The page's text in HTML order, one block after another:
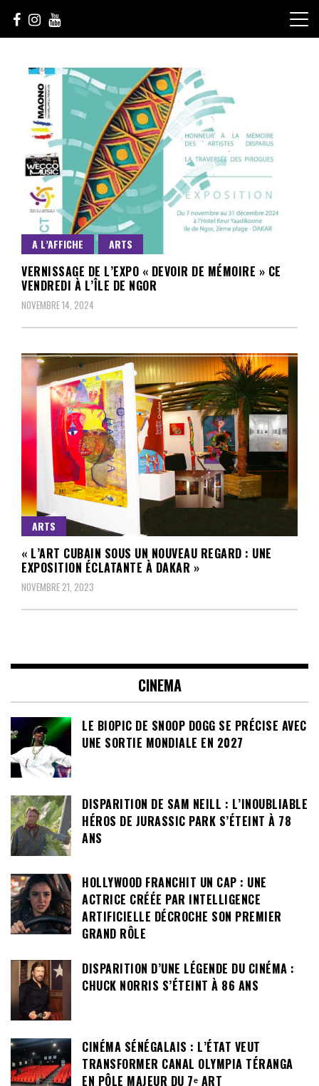
content
sunuculture
A L’AFFICHE ARTS
VERNISSAGE DE L’EXPO « DEVOIR DE MÉMOIRE » CE
VENDREDI À L’ÎLE DE NGOR
NOVEMBRE 14, 2024
ARTS
« L’ART CUBAIN SOUS UN NOUVEAU REGARD : UNE
EXPOSITION ÉCLATANTE À DAKAR »
NOVEMBRE 21, 2023
CINEMA
LE BIOPIC DE SNOOP DOGG SE PRÉCISE AVEC
UNE SORTIE MONDIALE EN 2027
DISPARITION DE SAM NEILL : L’INOUBLIABLE
HÉROS DE JURASSIC PARK S’ÉTEINT À 78
ANS
HOLLYWOOD FRANCHIT UN CAP : UNE
ACTRICE CRÉÉE PAR INTELLIGENCE
ARTIFICIELLE DÉCROCHE SON PREMIER
GRAND RÔLE
DISPARITION D’UNE LÉGENDE DU CINÉMA :
CHUCK NORRIS S’ÉTEINT À 86 ANS
CINÉMA SÉNÉGALAIS : L’ÉTAT VEUT
TRANSFORMER CANAL OLYMPIA TÉRANGA
EN PÔLE MAJEUR DU 7ᵉ ART